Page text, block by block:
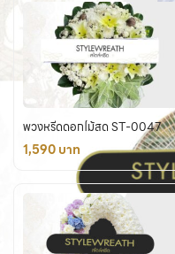
พวงหรีดดอกไม้สด ST-0047
1,590 บาท